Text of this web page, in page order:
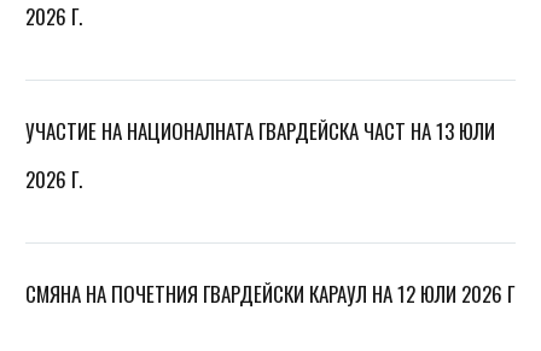
2026 Г.
УЧАСТИЕ НА НАЦИОНАЛНАТА ГВАРДЕЙСКА ЧАСТ НА 13 ЮЛИ
2026 Г.
СМЯНА НА ПОЧЕТНИЯ ГВАРДЕЙСКИ КАРАУЛ НА 12 ЮЛИ 2026 Г